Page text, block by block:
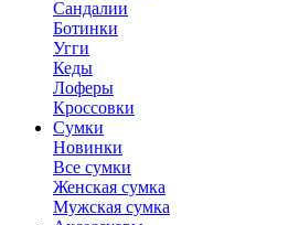
Сандалии
Ботинки
Угги
Кеды
Лоферы
Кроссовки
Сумки
Новинки
Все сумки
Женская сумка
Мужская сумка